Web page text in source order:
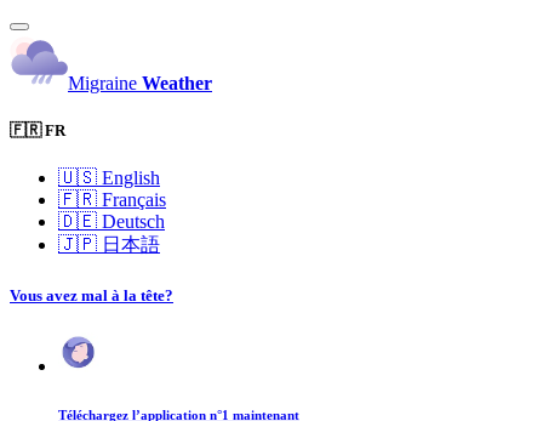
Migraine Weather
🇫🇷 FR
🇺🇸 English
🇫🇷 Français
🇩🇪 Deutsch
🇯🇵 日本語
Vous avez mal à la tête?
Téléchargez l’application n°1 maintenant